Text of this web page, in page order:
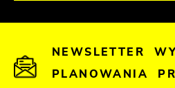
NEWSLETTER
PLANOWANIA